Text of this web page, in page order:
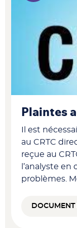
Plaintes
Il est
au CRTC
reçue au
l’analyste
problèmes.